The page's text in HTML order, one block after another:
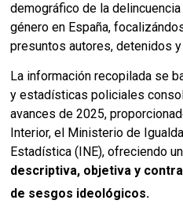
demográfico de la
género en España,
presuntos autores, detenidos
La información recopilada se
y estadísticas policiales
avances de 2025,
Interior, el Ministerio de
Estadística (INE), ofreciendo
descriptiva, objetiva y
de sesgos ideológicos.